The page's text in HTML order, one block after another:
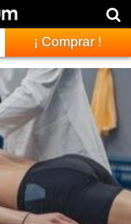
¡ Comprar !